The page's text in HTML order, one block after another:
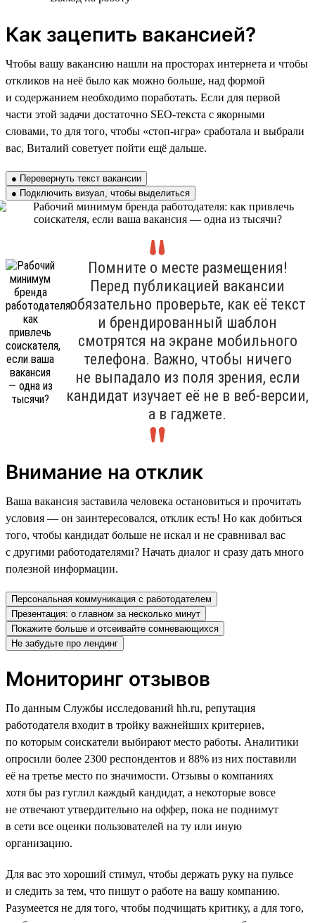
Как зацепить вакансией?
Чтобы вашу вакансию нашли на просторах интернета и чтобы
откликов на неё было как можно больше, над формой
и содержанием необходимо поработать. Если для первой
части этой задачи достаточно SEO-текста с якорными
словами, то для того, чтобы «стоп-игра» сработала и выбрали
вас, Виталий советует пойти ещё дальше.
● Перевернуть текст вакансии
● Подключить визуал, чтобы выделиться
Помните о месте размещения!
Перед публикацией вакансии
обязательно проверьте, как её текст
и брендированный шаблон
смотрятся на экране мобильного
телефона. Важно, чтобы ничего
не выпадало из поля зрения, если
кандидат изучает её не в веб-версии,
а в гаджете.
Внимание на отклик
Ваша вакансия заставила человека остановиться и прочитать
условия — он заинтересовался, отклик есть! Но как добиться
того, чтобы кандидат больше не искал и не сравнивал вас
с другими работодателями? Начать диалог и сразу дать много
полезной информации.
Персональная коммуникация с работодателем
Презентация: о главном за несколько минут
Покажите больше и отсеивайте сомневающихся
Не забудьте про лендинг
Мониторинг отзывов
По данным Службы исследований hh.ru, репутация
работодателя входит в тройку важнейших критериев,
по которым соискатели выбирают место работы. Аналитики
опросили более 2300 респондентов и 88% из них поставили
её на третье место по значимости. Отзывы о компаниях
хотя бы раз гуглил каждый кандидат, а некоторые вовсе
не отвечают утвердительно на оффер, пока не поднимут
в сети все оценки пользователей на ту или иную
организацию.
Для вас это хороший стимул, чтобы держать руку на пульсе
и следить за тем, что пишут о работе на вашу компанию.
Разумеется не для того, чтобы подчищать критику, а для того,